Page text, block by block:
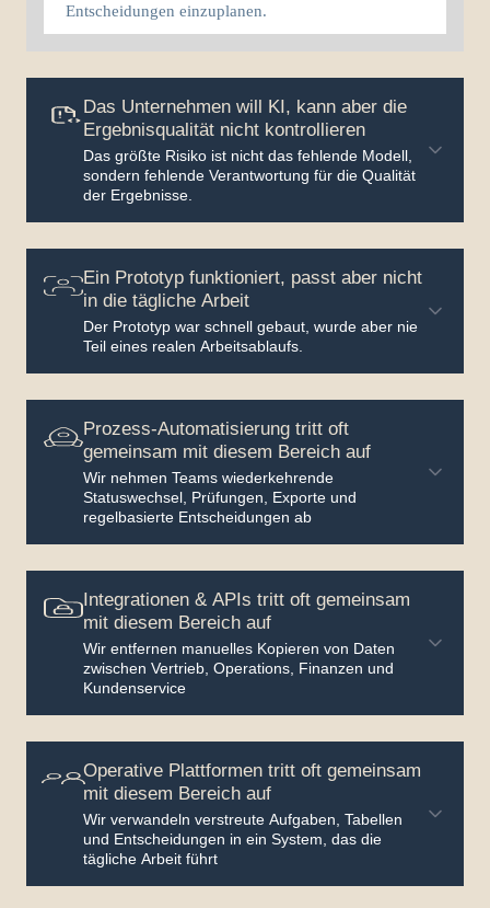
Entscheidungen einzuplanen.
Das Unternehmen will KI, kann aber die
Ergebnisqualität nicht kontrollieren
Das größte Risiko ist nicht das fehlende Modell,
sondern fehlende Verantwortung für die Qualität
der Ergebnisse.
Ein Prototyp funktioniert, passt aber nicht
in die tägliche Arbeit
Der Prototyp war schnell gebaut, wurde aber nie
Teil eines realen Arbeitsablaufs.
Prozess-Automatisierung tritt oft
gemeinsam mit diesem Bereich auf
Wir nehmen Teams wiederkehrende
Statuswechsel, Prüfungen, Exporte und
regelbasierte Entscheidungen ab
Integrationen & APIs tritt oft gemeinsam
mit diesem Bereich auf
Wir entfernen manuelles Kopieren von Daten
zwischen Vertrieb, Operations, Finanzen und
Kundenservice
Operative Plattformen tritt oft gemeinsam
mit diesem Bereich auf
Wir verwandeln verstreute Aufgaben, Tabellen
und Entscheidungen in ein System, das die
tägliche Arbeit führt